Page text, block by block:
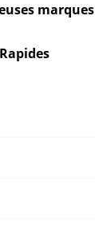
marques